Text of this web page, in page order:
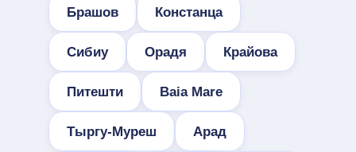
Брашов Констанца
Сибиу Орадя Крайова
Питешти Baia Mare
Тыргу-Муреш Арад